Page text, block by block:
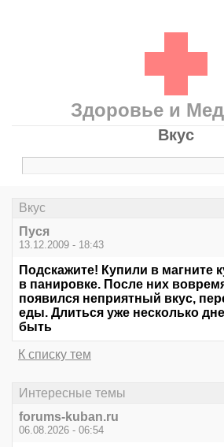
Здоровье и
Вкус
Вкус
Пуся
13.12.2009 - 18:43
Подскажите! Купили в магните
в панировке. После них
появился неприятный вкус,
еды. Длиться уже несколько
быть
К списку тем
Интересные темы
forums-kuban.ru
06.08.2026 - 06:54